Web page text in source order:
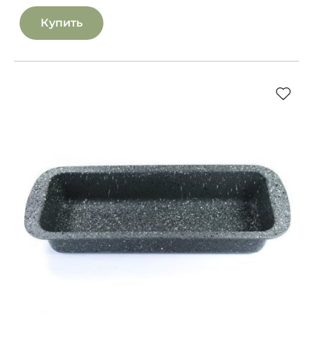
Купить